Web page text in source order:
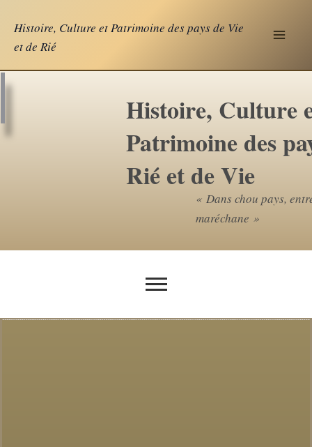
contenu
Histoire, Culture et Patrimoine des pays de Vie
et de Rié
Histoire, Culture
Patrimoine des
Rié et de Vie
« Dans chou pays,
maréchane »